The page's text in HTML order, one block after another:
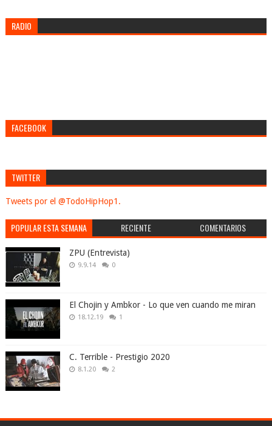
RADIO
FACEBOOK
TWITTER
Tweets por el @TodoHipHop1.
POPULAR ESTA SEMANA RECIENTE COMENTARIOS
ZPU (Entrevista)
9.9.14 0
El Chojin y Ambkor - Lo que ven cuando me miran
18.12.19 1
C. Terrible - Prestigio 2020
8.1.20 2